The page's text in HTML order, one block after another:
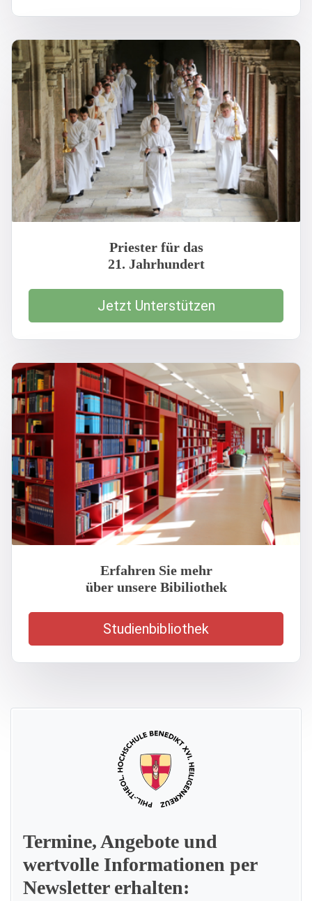
Priester für das
21. Jahrhundert
Jetzt Unterstützen
Erfahren Sie mehr
über unsere Bibiliothek
Studienbibliothek
Termine, Angebote und
wertvolle Informationen per
Newsletter erhalten: